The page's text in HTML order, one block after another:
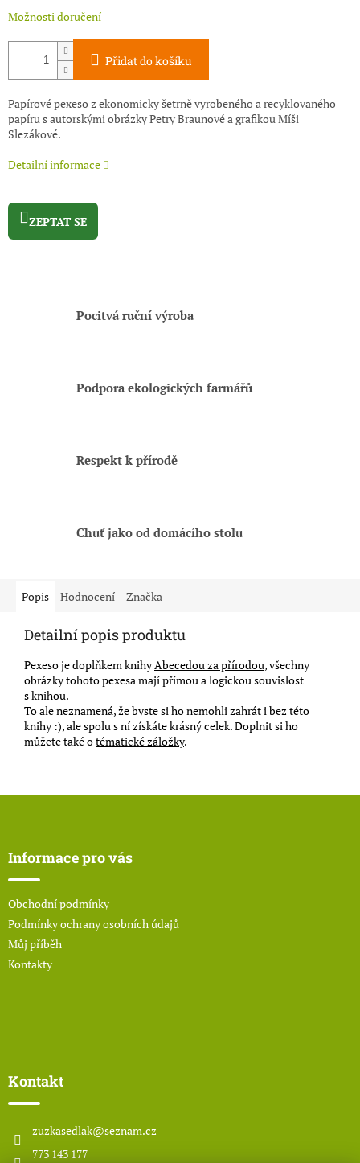
Možnosti doručení
Přidat do košíku
Papírové pexeso z ekonomicky šetrně vyrobeného a recyklovaného
papíru s autorskými obrázky Petry Braunové a grafikou Míši
Slezákové.
Detailní informace
ZEPTAT SE
Pocitvá ruční výroba
Podpora ekologických farmářů
Respekt k přírodě
Chuť jako od domácího stolu
Popis Hodnocení Značka
Detailní popis produktu
Pexeso je doplňkem knihyAbecedou za přírodou, všechny
obrázky tohoto pexesa mají přímou a logickou souvislost
s knihou.
To ale neznamená, že byste si ho nemohli zahrát i bez této
knihy :), ale spolu s ní získáte krásný celek. Doplnit si ho
můžete také otématické záložky.
Informace pro vás
Obchodní podmínky
Podmínky ochrany osobních údajů
Můj příběh
Kontakty
Kontakt
zuzkasedlak@seznam.cz
773 143 177